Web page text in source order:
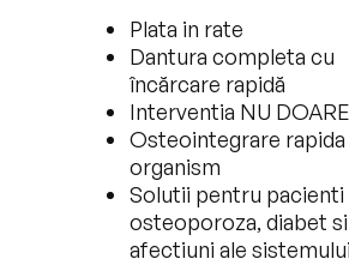
Plata in rate
Dantura completa cu
încărcare rapidă
Interventia NU DOARE
Osteointegrare rapida
organism
Solutii pentru pacienti
osteoporoza, diabet
afectiuni ale